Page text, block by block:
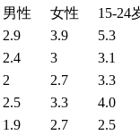
男性 女性
15-24
2.9 3.9
5.3
2.4 3
3.1
2 2.7
3.3
2.5 3.3
4.0
1.9 2.7 2.5